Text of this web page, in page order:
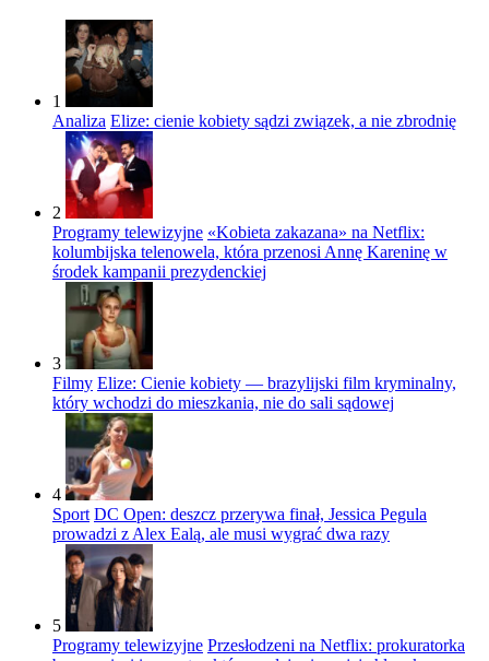
1
Analiza Elize: cienie kobiety sądzi związek, a nie zbrodnię
2
Programy telewizyjne «Kobieta zakazana» na Netflix:
kolumbijska telenowela, która przenosi Annę Kareninę w
środek kampanii prezydenckiej
3
Filmy Elize: Cienie kobiety — brazylijski film kryminalny,
który wchodzi do mieszkania, nie do sali sądowej
4
Sport DC Open: deszcz przerywa finał, Jessica Pegula
prowadzi z Alex Ealą, ale musi wygrać dwa razy
5
Programy telewizyjne Przesłodzeni na Netflix: prokuratorka